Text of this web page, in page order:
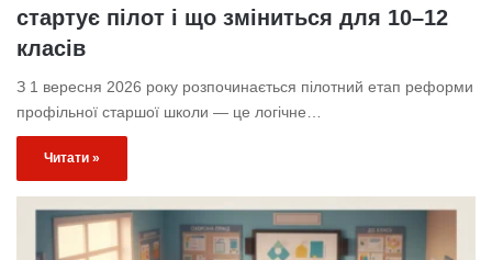
стартує пілот і що зміниться для 10–12
класів
З 1 вересня 2026 року розпочинається пілотний етап реформи
профільної старшої школи — це логічне…
Читати »